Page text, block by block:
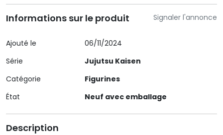
Signaler l'annonce
Informations sur le produit
Ajouté le
06/11/2024
Série
Jujutsu Kaisen
Catégorie
Figurines
État
Neuf avec emballage
Description